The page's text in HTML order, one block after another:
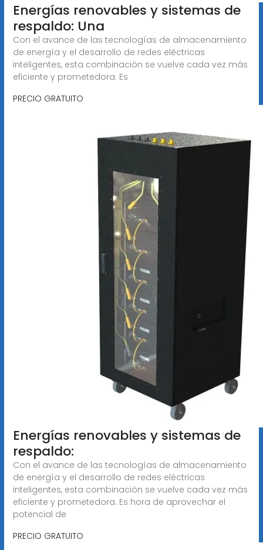
Energías renovables y sistemas de
respaldo: Una
Con el avance de las tecnologías de almacenamiento
de energía y el desarrollo de redes eléctricas
inteligentes, esta combinación se vuelve cada vez más
eficiente y prometedora. Es
PRECIO GRATUITO
Energías renovables y sistemas de
respaldo:
Con el avance de las tecnologías de almacenamiento
de energía y el desarrollo de redes eléctricas
inteligentes, esta combinación se vuelve cada vez más
eficiente y prometedora. Es hora de aprovechar el
potencial de
PRECIO GRATUITO